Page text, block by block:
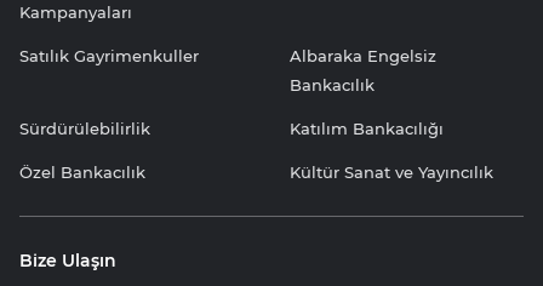
Kampanyaları
Satılık Gayrimenkuller
Albaraka Engelsiz
Bankacılık
Sürdürülebilirlik Katılım Bankacılığı
Özel Bankacılık Kültür Sanat ve Yayıncılık
Bize Ulaşın